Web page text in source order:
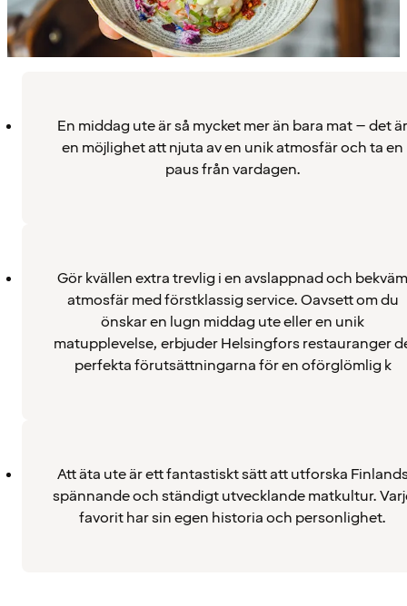
En middag ute är så mycket mer än bara mat – det är
en möjlighet att njuta av en unik atmosfär och ta en
paus från vardagen.
Gör kvällen extra trevlig i en avslappnad och bekväm
atmosfär med förstklassig service. Oavsett om du
önskar en lugn middag ute eller en unik
matupplevelse, erbjuder Helsingfors restauranger
perfekta förutsättningarna för en oförglömlig k
Att äta ute är ett fantastiskt sätt att utforska
spännande och ständigt utvecklande matkultur.
favorit har sin egen historia och personlighet.